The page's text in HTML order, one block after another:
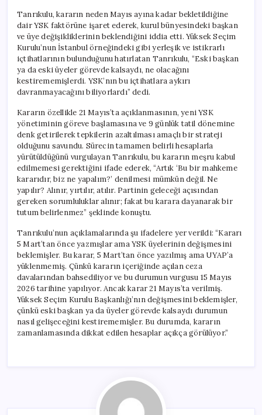
Tanrıkulu, kararın neden Mayıs ayına kadar bekletildiğine
dair YSK faktörüne işaret ederek, kurul bünyesindeki başkan
ve üye değişikliklerinin beklendiğini iddia etti. Yüksek Seçim
Kurulu’nun İstanbul örneğindeki gibi yerleşik ve istikrarlı
içtihatlarının bulunduğunu hatırlatan Tanrıkulu, “Eski başkan
ya da eski üyeler görevde kalsaydı, ne olacağını
kestirememişlerdi. YSK’nın bu içtihatlara aykırı
davranmayacağını biliyorlardı” dedi.
Kararın özellikle 21 Mayıs’ta açıklanmasının, yeni YSK
yönetiminin göreve başlamasına ve 9 günlük tatil dönemine
denk getirilerek tepkilerin azaltılması amaçlı bir strateji
olduğunu savundu. Sürecin tamamen belirli hesaplarla
yürütüldüğünü vurgulayan Tanrıkulu, bu kararın meşru kabul
edilmemesi gerektiğini ifade ederek, “Artık ‘Bu bir mahkeme
kararıdır, biz ne yapalım?’ denilmesi mümkün değil. Ne
yapılır? Alınır, yırtılır, atılır. Partinin geleceği açısından
gereken sorumluluklar alınır; fakat bu karara dayanarak bir
tutum belirlenmez” şeklinde konuştu.
Tanrıkulu’nun açıklamalarında şu ifadelere yer verildi: “Kararı
5 Mart’tan önce yazmışlar ama YSK üyelerinin değişmesini
beklemişler. Bu karar, 5 Mart’tan önce yazılmış ama UYAP’a
yüklenmemiş. Çünkü kararın içeriğinde açılan ceza
davalarından bahsediliyor ve bu durumun vurgusu 15 Mayıs
2026 tarihine yapılıyor. Ancak karar 21 Mayıs’ta verilmiş.
Yüksek Seçim Kurulu Başkanlığı’nın değişmesini beklemişler,
çünkü eski başkan ya da üyeler görevde kalsaydı durumun
nasıl gelişeceğini kestirememişler. Bu durumda, kararın
zamanlamasında dikkat edilen hesaplar açıkça görülüyor.”